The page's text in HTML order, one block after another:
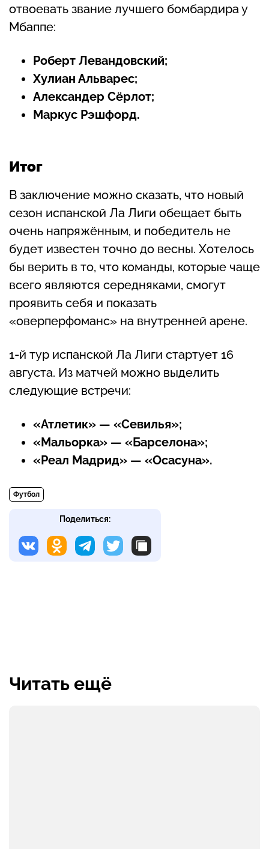
отвоевать звание лучшего бомбардира у
Мбаппе:
Роберт Левандовский;
Хулиан Альварес;
Александер Сёрлот;
Маркус Рэшфорд.
Итог
В заключение можно сказать, что новый
сезон испанской Ла Лиги обещает быть
очень напряжённым, и победитель не
будет известен точно до весны. Хотелось
бы верить в то, что команды, которые чаще
всего являются середняками, смогут
проявить себя и показать
«оверперфоманс» на внутренней арене.
1-й тур испанской Ла Лиги стартует 16
августа. Из матчей можно выделить
следующие встречи:
«Атлетик» — «Севилья»;
«Мальорка» — «Барселона»;
«Реал Мадрид» — «Осасуна».
Футбол
Поделиться:
Читать ещё